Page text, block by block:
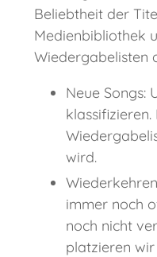
Beliebtheit der
Medienbibliothek
Wiedergabelisten
Neue Songs:
klassifizieren.
wird.
immer noch
noch nicht
platzieren